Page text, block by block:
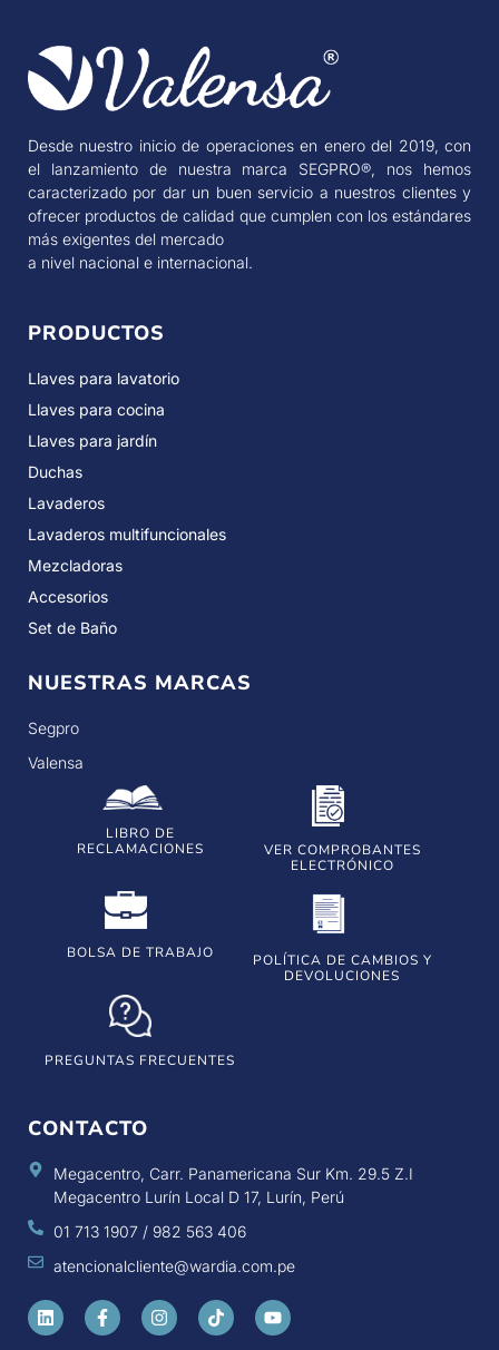
Desde nuestro inicio de operaciones en enero del 2019, con
el lanzamiento de nuestra marca SEGPRO®, nos hemos
caracterizado por dar un buen servicio a nuestros clientes y
ofrecer productos de calidad que cumplen con los estándares
más exigentes del mercado
a nivel nacional e internacional.
PRODUCTOS
Llaves para lavatorio
Llaves para cocina
Llaves para jardín
Duchas
Lavaderos
Lavaderos multifuncionales
Mezcladoras
Accesorios
Set de Baño
NUESTRAS MARCAS
Segpro
Valensa
LIBRO DE
RECLAMACIONES
VER COMPROBANTES
ELECTRÓNICO
BOLSA DE TRABAJO
POLÍTICA DE CAMBIOS Y
DEVOLUCIONES
PREGUNTAS FRECUENTES
CONTACTO
Megacentro, Carr. Panamericana Sur Km. 29.5 Z.I
Megacentro Lurín Local D 17, Lurín, Perú
01 713 1907 / 982 563 406
atencionalcliente@wardia.com.pe